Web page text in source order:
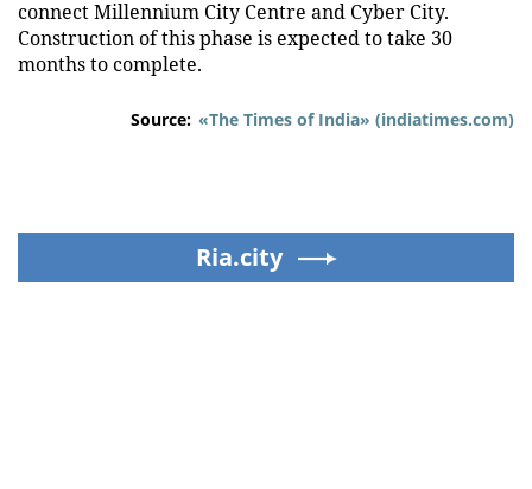
connect Millennium City Centre and Cyber City.
Construction of this phase is expected to take 30
months to complete.
Source: «The Times of India» (indiatimes.com)
Ria.city